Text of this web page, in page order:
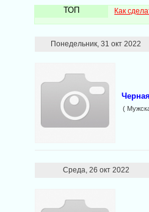
ТОП Как
Понедельник, 31 окт 2022
(
Среда, 26 окт 2022